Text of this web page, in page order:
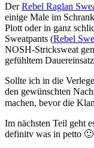
DerRebel Raglan
einige Male im
Plott oder in ganz
Sweatpants (Rebel
NOSH-Stricksweat
gefühltem
Sollte ich in die
den gewünschten
machen, bevor die
Im nächsten Teil geht
definitv was in petto 🙂